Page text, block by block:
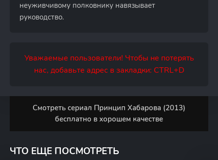
неуживчивому полковнику навязывает
руководство.
Уважаемые пользователи! Чтобы не потерять
нас, добавьте адрес в закладки: CTRL+D
Смотреть сериал Принцип Хабарова (2013)
бесплатно в хорошем качестве
ЧТО ЕЩЕ ПОСМОТРЕТЬ